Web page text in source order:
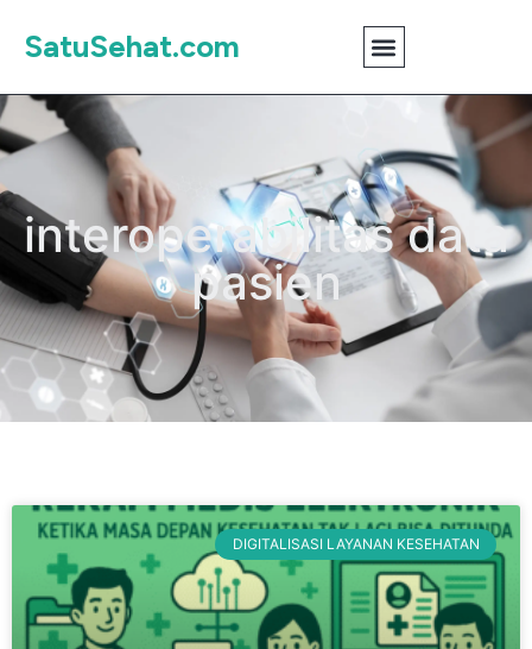
SatuSehat.com
interoperabilitas data
pasien
DIGITALISASI LAYANAN KESEHATAN